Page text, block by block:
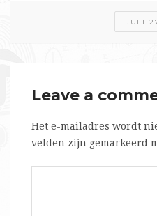
JULI
Leave a
Het e-mailadres wordt
velden zijn gemarkeerd